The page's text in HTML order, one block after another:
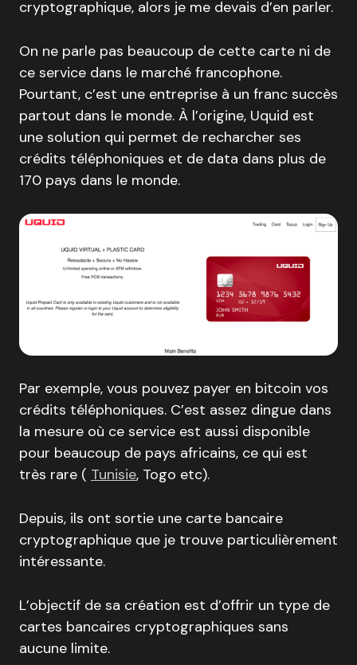
cryptographique, alors je me devais d’en parler.
On ne parle pas beaucoup de cette carte ni de
ce service dans le marché francophone.
Pourtant, c’est une entreprise à un franc succès
partout dans le monde. À l’origine, Uquid est
une solution qui permet de recharcher ses
crédits téléphoniques et de data dans plus de
170 pays dans le monde.
Par exemple, vous pouvez payer en bitcoin vos
crédits téléphoniques. C’est assez dingue dans
la mesure où ce service est aussi disponible
pour beaucoup de pays africains, ce qui est
très rare ( Tunisie, Togo etc).
Depuis, ils ont sortie une carte bancaire
cryptographique que je trouve particulièrement
intéressante.
L’objectif de sa création est d’offrir un type de
cartes bancaires cryptographiques sans
aucune limite.